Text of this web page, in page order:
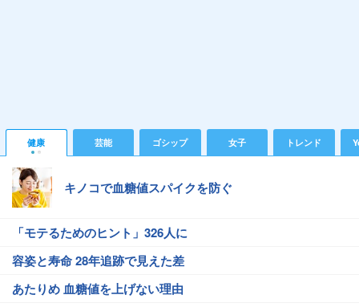
健康 芸能 ゴシップ 女子 トレンド
キノコで血糖値スパイクを防ぐ
「モテるためのヒント」326人に
容姿と寿命 28年追跡で見えた差
あたりめ 血糖値を上げない理由